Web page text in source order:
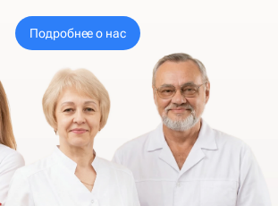
Подробнее о нас